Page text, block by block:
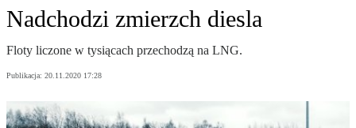
Nadchodzi zmierzch diesla
Floty liczone w tysiącach przechodzą na LNG.
Publikacja: 20.11.2020 17:28